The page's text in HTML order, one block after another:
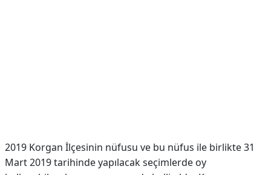
2019 Korgan İlçesinin nüfusu ve bu nüfus ile birlikte 31
Mart 2019 tarihinde yapılacak seçimlerde oy